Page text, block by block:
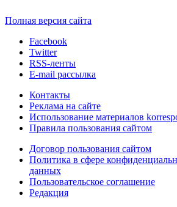
Полная версия сайта
Facebook
Twitter
RSS-ленты
E-mail рассылка
Контакты
Реклама на сайте
Использование материалов
Правила пользования сайтом
Договор пользования сайтом
Политика в сфере
данных
Пользовательское соглашение
Редакция